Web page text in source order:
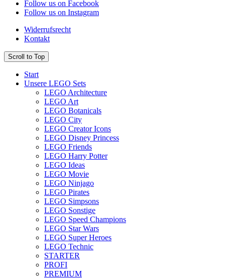
Follow us on Facebook
Follow us on Instagram
Widerrufsrecht
Kontakt
Scroll to Top
Start
Unsere LEGO Sets
LEGO Architecture
LEGO Art
LEGO Botanicals
LEGO City
LEGO Creator Icons
LEGO Disney Princess
LEGO Friends
LEGO Harry Potter
LEGO Ideas
LEGO Movie
LEGO Ninjago
LEGO Pirates
LEGO Simpsons
LEGO Sonstige
LEGO Speed Champions
LEGO Star Wars
LEGO Super Heroes
LEGO Technic
STARTER
PROFI
PREMIUM